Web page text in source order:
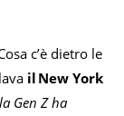
c’è dietro le
il New York
Gen Z ha